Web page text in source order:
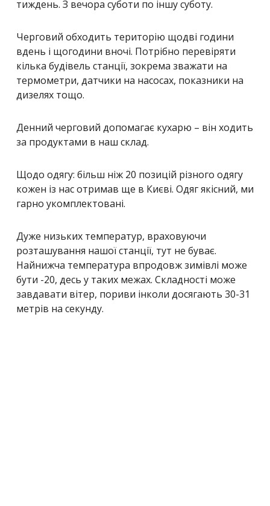
тиждень. З вечора суботи по іншу суботу.
Черговий обходить територію щодві години
вдень і щогодини вночі. Потрібно перевіряти
кілька будівель станції, зокрема зважати на
термометри, датчики на насосах, показники на
дизелях тощо.
Денний черговий допомагає кухарю – він ходить
за продуктами в наш склад.
Щодо одягу: більш ніж 20 позицій різного одягу
кожен із нас отримав ще в Києві. Одяг якісний, ми
гарно укомплектовані.
Дуже низьких температур, враховуючи
розташування нашої станції, тут не буває.
Найнижча температура впродовж зимівлі може
бути -20, десь у таких межах. Складності може
завдавати вітер, пориви інколи досягають 30-31
метрів на секунду.